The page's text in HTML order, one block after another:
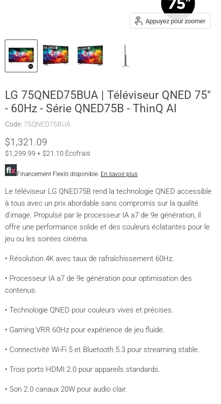
Appuyez pour zoomer
LG 75QNED75BUA | Téléviseur QNED 75"
- 60Hz - Série QNED75B - ThinQ AI
Code:75QNED75BUA
$1,321.09
$1,299.99 + $21.10 Écofrais
Financement Flexiti disponible. En savoir plus
Le téléviseur LG QNED75B rend la technologie QNED accessible
à tous avec un prix abordable sans compromis sur la qualité
d'image. Propulsé par le processeur IA a7 de 9e génération, il
offre une performance solide et des couleurs éclatantes pour le
jeu ou les soirées cinéma.
• Résolution 4K avec taux de rafraîchissement 60Hz.
• Processeur IA a7 de 9e génération pour optimisation des
contenus.
• Technologie QNED pour couleurs vives et précises.
• Gaming VRR 60Hz pour expérience de jeu fluide.
• Connectivité Wi-Fi 5 et Bluetooth 5.3 pour streaming stable.
• Trois ports HDMI 2.0 pour appareils standards.
• Son 2.0 canaux 20W pour audio clair.